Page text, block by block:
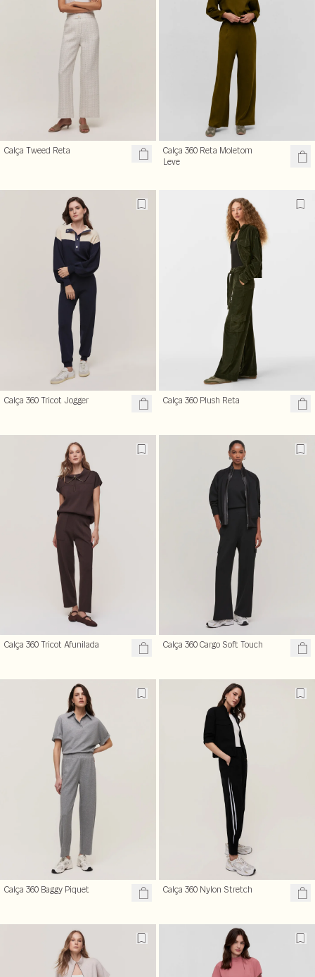
Calça Tweed Reta
Calça 360 Reta Moletom
Leve
Calça 360 Tricot Jogger Calça 360 Plush Reta
Calça 360 Tricot Afunilada Calça 360 Cargo Soft Touch
Calça 360 Baggy Piquet Calça 360 Nylon Stretch